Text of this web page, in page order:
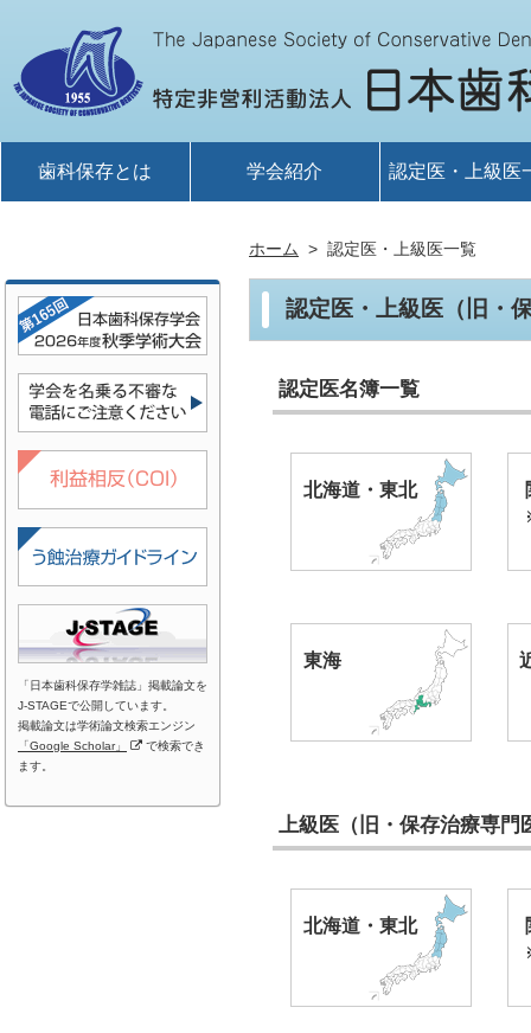
歯科保存とは 学会紹介 認定医・上級医
ホーム 認定医・上級医一覧
認定医・上級医（旧・
認定医名簿一覧
北海道・東北
東海
上級医（旧・保存治療専門
北海道・東北
「日本歯科保存学雑誌」掲載論文を
J-STAGEで公開しています。
掲載論文は学術論文検索エンジン
「Google Scholar」
で検索でき
ます。